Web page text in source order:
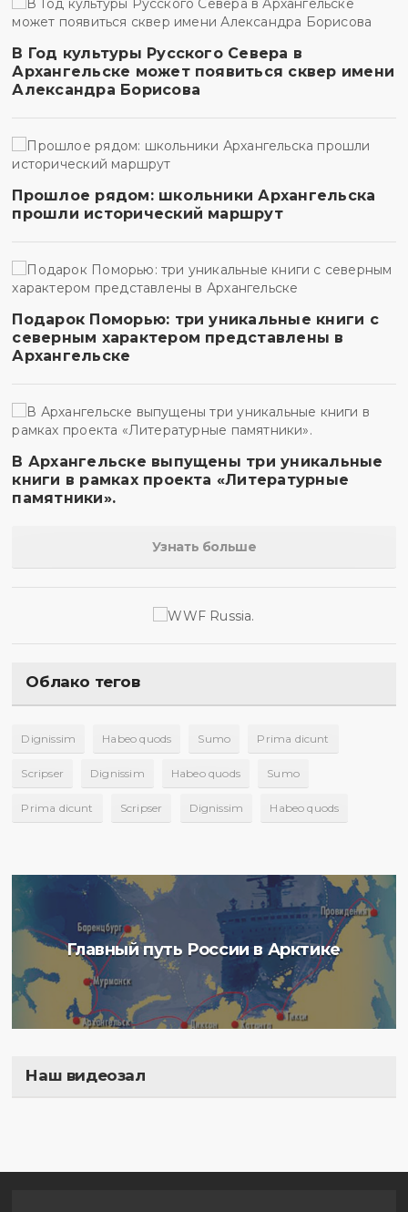
В Год культуры Русского Севера в
Архангельске может появиться сквер имени
Александра Борисова
Прошлое рядом: школьники Архангельска
прошли исторический маршрут
Подарок Поморью: три уникальные книги с
северным характером представлены в
Архангельске
В Архангельске выпущены три уникальные
книги в рамках проекта «Литературные
памятники».
Узнать больше
Облако тегов
Dignissim Habeo quods Sumo Prima dicunt
Scripser Dignissim Habeo quods Sumo
Prima dicunt Scripser Dignissim Habeo quods
Главный путь России в Арктике
Наш видеозал